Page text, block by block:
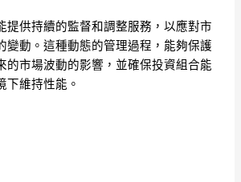
提供持續的監督和調整服務，以應對市
變動。這種動態的管理過程，能夠保護
的市場波動的影響，並確保投資組合能
下維持性能。